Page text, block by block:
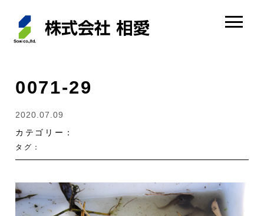
0071-29
2020.07.09
カテゴリー：
タグ：